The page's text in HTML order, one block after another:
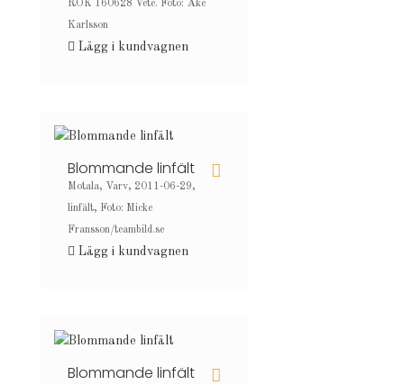
RÖK 160628 Vete. Foto: Åke
Karlsson
Lägg i kundvagnen
Blommande linfält
Motala, Varv, 2011-06-29,
linfält, Foto: Micke
Fransson/teambild.se
Lägg i kundvagnen
Blommande linfält